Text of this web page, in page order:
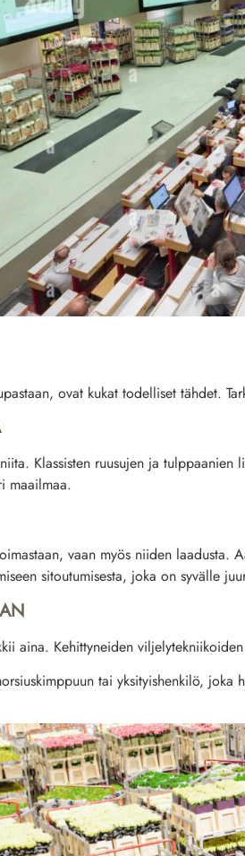
ovat kukat todelliset tähdet.
Klassisten ruusujen ja
maailmaa.
vaan myös niiden laadusta.
sitoutumisesta, joka on syvälle
aina. Kehittyneiden
tai yksityishenkilö,